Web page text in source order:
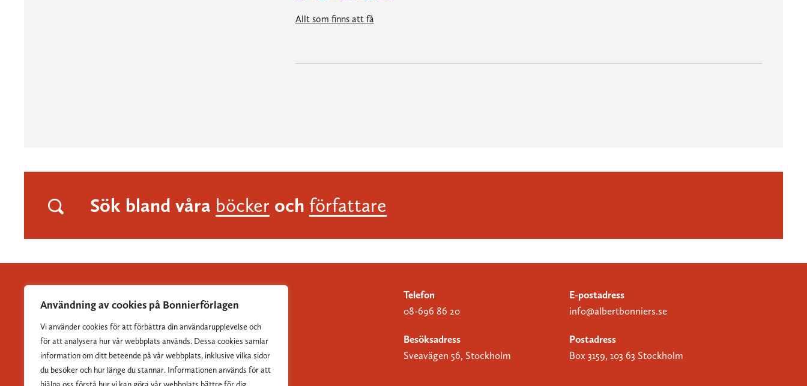
Användning av cookies på Bonnierförlagen
Vi använder cookies för att förbättra din användarupplevelse och
för att analysera hur vår webbplats används. Dessa cookies samlar
information om ditt beteende på vår webbplats, inklusive vilka sidor
du besöker och hur länge du stannar. Informationen används för att
Allt som finns att få
Sök bland våra böcker och författare
Albert Bonniers Förlag grundades 1837 och är Sveriges
största skönlitterära förlag.
Telefon
08-696 86 20
E-postadress
info@albertbonniers.se
Besöksadress
Sveavägen 56, Stockholm
Postadress
Box 3159, 103 63 Stockholm